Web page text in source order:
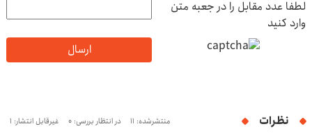
لطفا عدد مقابل را در جعبه متن
وارد کنید
ارسال
نظرات منتشرشده: 11 در انتظار بررسی: 0 غیرقابل انتشار: 1